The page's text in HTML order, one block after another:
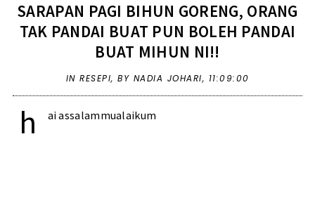
SARAPAN PAGI BIHUN GORENG, ORANG
TAK PANDAI BUAT PUN BOLEH PANDAI
BUAT MIHUN NI!!
IN RESEPI, BY NADIA JOHARI, 11:09:00
h ai assalammualaikum